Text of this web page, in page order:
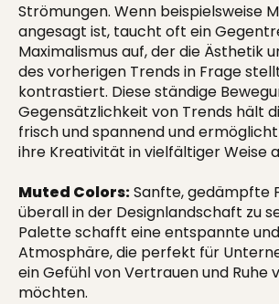
Strömungen. Wenn beispielsweise
angesagt ist, taucht oft ein
Maximalismus auf, der die Ästhetik
des vorherigen Trends in Frage
kontrastiert. Diese ständige
Gegensätzlichkeit von Trends hält
frisch und spannend und
ihre Kreativität in vielfältiger Weise
Muted Colors:Sanfte, gedämpfte
überall in der Designlandschaft zu
Palette schafft eine entspannte
Atmosphäre, die perfekt für
ein Gefühl von Vertrauen und Ruhe
möchten.